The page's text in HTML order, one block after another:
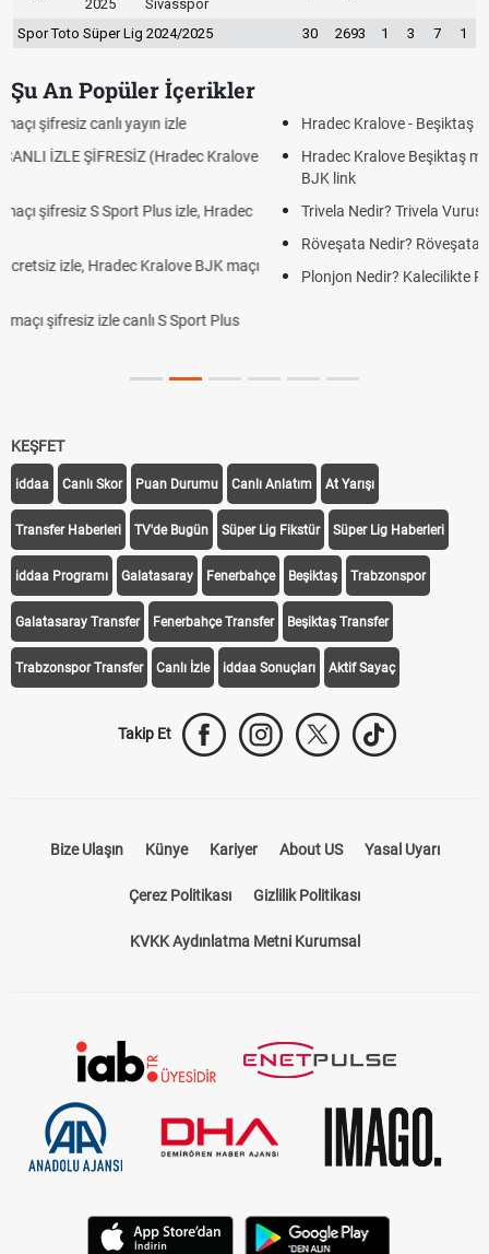
2025
Sivasspor
Spor Toto Süper Lig 2024/2025 30 2693 1 3 7 1
Şu An Popüler İçerikler
Hradec Kralove - Beşiktaş maçı şifresiz izle canlı tv100 linki
Hradec Kralove Beşiktaş maçı şifresiz tv100 izle, Hradec Kralove
Trivela Nedir? Trivela Vuruşu Nasıl Yapılır?
Röveşata Nedir? Röveşata Vuruşu Nasıl Yapılır?
Plonjon Nedir? Kalecilikte Plonjon Hareketi Nasıl Yapılır?
Transfer Haberleri TV'de Bugün Süper Lig Fikstür Süper Lig Haberleri
iddaa Programı Galatasaray Fenerbahçe Beşiktaş Trabzonspor
Galatasaray Transfer Fenerbahçe Transfer Beşiktaş Transfer
Trabzonspor Transfer Canlı İzle iddaa Sonuçları Aktif Sayaç
Takip Et